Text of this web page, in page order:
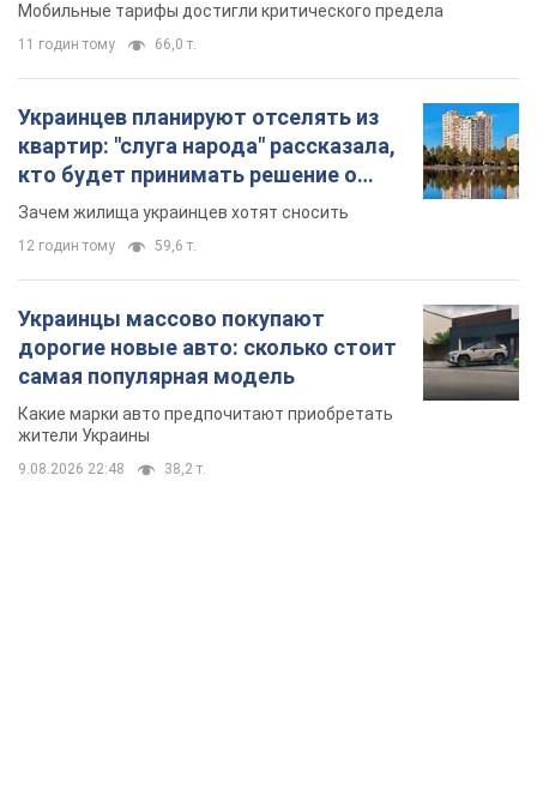
Мобильные тарифы достигли критического предела
11 годин тому 66,0 т.
Украинцев планируют отселять из
квартир: "слуга народа" рассказала,
кто будет принимать решение о
сносе домов
Зачем жилища украинцев хотят сносить
12 годин тому 59,6 т.
Украинцы массово покупают
дорогие новые авто: сколько стоит
самая популярная модель
Какие марки авто предпочитают приобретать
жители Украины
9.08.2026 22:48 38,2 т.